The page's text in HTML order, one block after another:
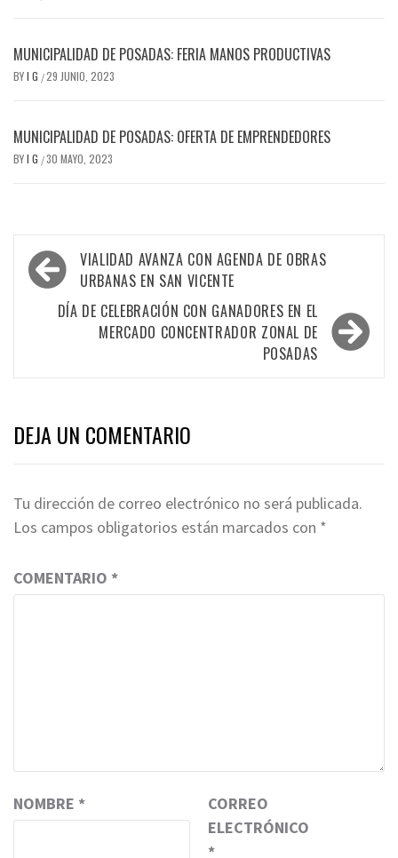
MUNICIPALIDAD DE POSADAS: FERIA MANOS PRODUCTIVAS
BYI G /29 JUNIO, 2023
MUNICIPALIDAD DE POSADAS: OFERTA DE EMPRENDEDORES
BYI G /30 MAYO, 2023
Navegación
de
entradas
VIALIDAD AVANZA CON AGENDA DE OBRAS
URBANAS EN SAN VICENTE
DÍA DE CELEBRACIÓN CON GANADORES EN EL
MERCADO CONCENTRADOR ZONAL DE
POSADAS
DEJA UN COMENTARIO
Tu dirección de correo electrónico no será publicada.
Los campos obligatorios están marcados con *
COMENTARIO *
NOMBRE *
CORREO
ELECTRÓNICO
*